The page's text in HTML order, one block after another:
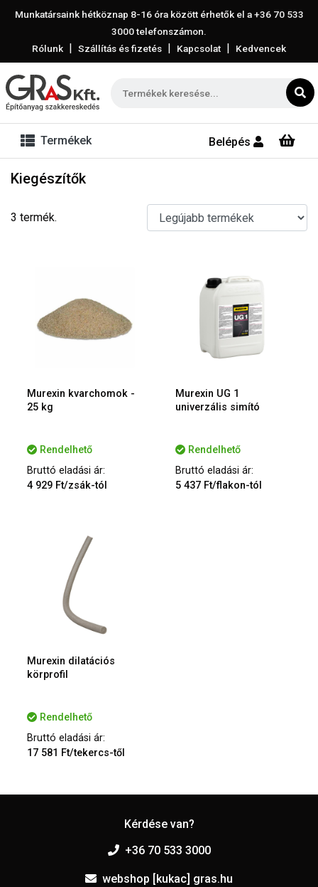
Munkatársaink hétköznap 8-16 óra között érhetők el a+36 70 533
3000telefonszámon.
Rólunk | Szállítás és fizetés | Kapcsolat | Kedvencek
Termékek Belépés
Kiegészítők
3 termék.
Murexin kvarchomok -
25 kg
Rendelhető
Bruttó eladási ár:
4 929 Ft/zsák-tól
Murexin UG 1
univerzális simító
Rendelhető
Bruttó eladási ár:
5 437 Ft/flakon-tól
Murexin dilatációs
körprofil
Rendelhető
Bruttó eladási ár:
17 581 Ft/tekercs-től
Kérdése van?
+36 70 533 3000
webshop [kukac] gras.hu